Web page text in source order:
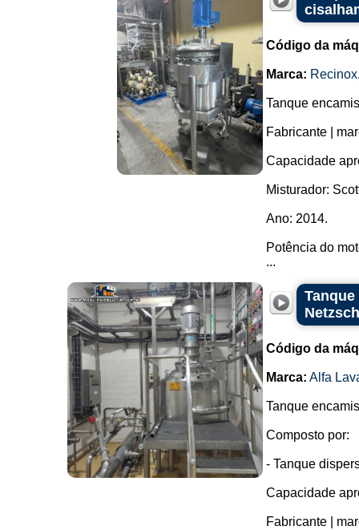
Código da
Marca: Recinox
Tanque
Fabricante |
Capacidade
Misturador:
Ano: 2014.
Potência do
...
Código da
Marca: Alfa
Tanque
Composto por:
- Tanque
Capacidade
Fabricante |